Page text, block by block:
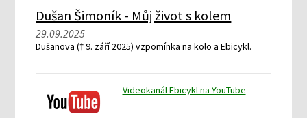
Dušan Šimoník - Můj život s kolem
29.09.2025
Dušanova († 9. září 2025) vzpomínka na kolo a Ebicykl.
Videokanál Ebicykl na YouTube